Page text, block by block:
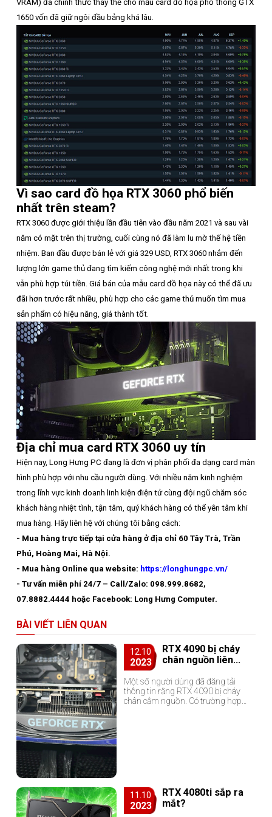
VRAM) đã chính thức thay thế cho mẫu card đồ họa phổ thông GTX
1650 vốn đã giữ ngôi đầu bảng khá lâu.
Vì sao card đồ họa RTX 3060 phổ biến
nhất trên steam?
RTX 3060 được giới thiệu lần đầu tiên vào đầu năm 2021 và sau vài
năm có mặt trên thị trường, cuối cùng nó đã làm lu mờ thế hệ tiền
nhiệm. Ban đầu được bán lẻ với giá 329 USD, RTX 3060 nhắm đến
lượng lớn game thủ đang tìm kiếm công nghệ mới nhất trong khi
vẫn phù hợp túi tiền. Giá bán của mẫu card đồ họa này có thể đã ưu
đãi hơn trước rất nhiều, phù hợp cho các game thủ muốn tìm mua
sản phẩm có hiệu năng, giá thành tốt.
Địa chỉ mua card RTX 3060 uy tín
Hiện nay, Long Hưng PC đang là đơn vị phân phối đa dạng card màn
hình phù hợp với nhu cầu người dùng. Với nhiều năm kinh nghiệm
trong lĩnh vực kinh doanh linh kiện điện tử cùng đội ngũ chăm sóc
khách hàng nhiệt tình, tận tâm, quý khách hàng có thể yên tâm khi
mua hàng. Hãy liên hệ với chúng tôi bằng cách:
- Mua hàng trực tiếp tại cửa hàng ở địa chỉ 60 Tây Trà, Trần
Phú, Hoàng Mai, Hà Nội.
- Mua hàng Online qua website: https://longhungpc.vn/
- Tư vấn miễn phí 24/7 – Call/Zalo: 098.999.8682,
07.8882.4444 hoặc Facebook: Long Hưng Computer.
BÀI VIẾT LIÊN QUAN
12.10
2023
RTX 4090 bị cháy
chân nguồn liên
và cách khắc phục
Một số người dùng đã đăng tải
thông tin rằng RTX 4090 bị cháy
chân cắm nguồn. Có trường hợp
11.10
2023
RTX 4080ti sắp ra
mắt?